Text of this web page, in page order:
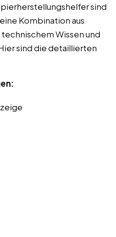
sind
Kombination aus
Wissen und
sind die detaillierten